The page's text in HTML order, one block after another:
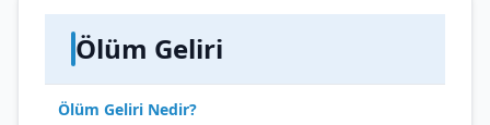
Ölüm Geliri
Ölüm Geliri Nedir?